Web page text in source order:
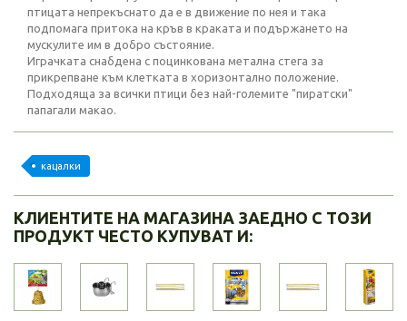
птицата непрекъснато да е в движение по нея и така
подпомага притока на кръв в краката и подържането на
мускулите им в добро състояние.
Играчката снабдена с поцинкована метална стега за
прикрепване към клетката в хоризонтално положение.
Подходяща за всички птици без най-големите "пиратски"
папагали макао.
кацалки
КЛИЕНТИТЕ НА МАГАЗИНА ЗАЕДНО С ТОЗИ
ПРОДУКТ ЧЕСТО КУПУВАТ И: